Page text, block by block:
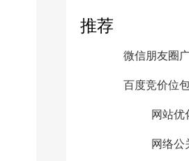
推荐
微信朋友圈
百度竞价位
网站优
网络公